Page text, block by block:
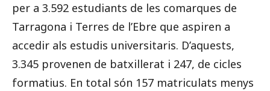
per a 3.592 estudiants de les comarques de
Tarragona i Terres de l’Ebre que aspiren a
accedir als estudis universitaris. D’aquests,
3.345 provenen de batxillerat i 247, de cicles
formatius. En total són 157 matriculats menys